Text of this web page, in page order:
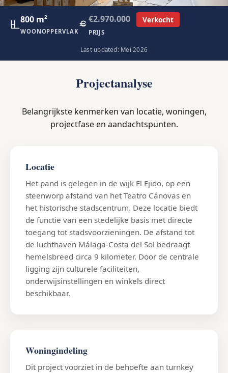
800 m²
WOONOPPERVLAK
€2.970.000 Verkocht
PRIJS
Last updated: Mei 2026
Projectanalyse
Belangrijkste kenmerken van locatie, woningen,
projectfase en aandachtspunten.
Locatie
Het pand is gelegen in de wijk El Ejido, op een
steenworp afstand van het Teatro Cánovas en
het historische stadscentrum. Deze locatie biedt
de functie van een stedelijke basis met directe
toegang tot stadsvoorzieningen. De afstand tot
de luchthaven Málaga-Costa del Sol bedraagt
hemelsbreed circa 9 kilometer. Door de centrale
ligging zijn culturele faciliteiten,
onderwijsinstellingen en winkels direct
beschikbaar.
Woningindeling
Dit project voorziet in de behoefte aan turnkey